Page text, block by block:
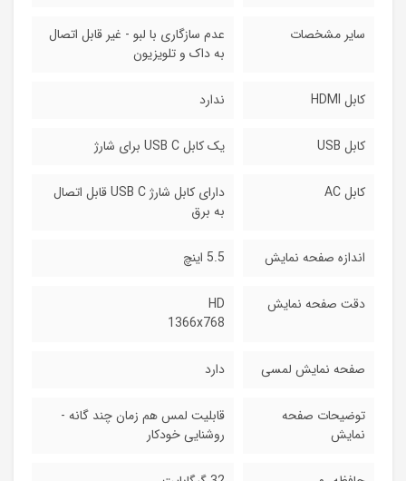
سایر مشخصات
عدم سازگاری با لبو - غیر قابل اتصال
به داک و تلویزیون
کابل HDMI ندارد
کابل USB یک کابل USB C برای شارژ
کابل AC
دارای کابل شارژ USB C قابل اتصال
به برق
اندازه صفحه نمایش 5.5 اینچ
دقت صفحه نمایش
HD
1366x768
صفحه نمایش لمسی دارد
توضیحات صفحه
نمایش
قابلیت لمس هم زمان چند گانه -
روشنایی خودکار